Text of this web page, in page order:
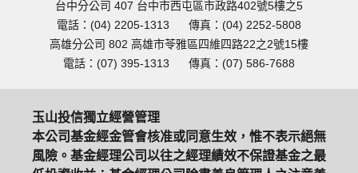
台中分公司 407 台中市西屯區市政路402號5樓之5
電話：(04) 2205-1313
傳真：(04) 2252-5808
高雄分公司 802 高雄市苓雅區四維四路22之2號15樓
電話：(07) 395-1313
傳真：(07) 586-7688
玉山投信獨立經營管理
本公司基金經金管會核准或同意生效，惟不表示絕無
風險。基金經理公司以往之經理績效不保證基金之最